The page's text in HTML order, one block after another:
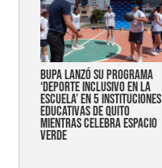
Bupa lanzó su programa
‘Deporte Inclusivo en la
Escuela’ en 5 instituciones
educativas de Quito
mientras celebra espacio
verde